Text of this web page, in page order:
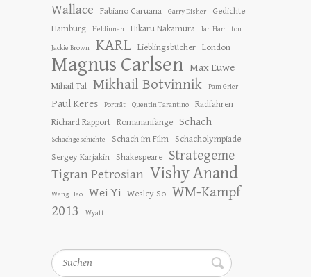
Wallace
Fabiano Caruana Garry Disher
Gedichte
Hamburg
Heldinnen Hikaru Nakamura Ian Hamilton
Jackie Brown KARL Lieblingsbücher London
Magnus Carlsen Max Euwe
Mihail Tal Mikhail Botvinnik Pam Grier
Paul Keres Porträt Quentin Tarantino
Radfahren
Richard Rapport Romananfänge Schach
Schachgeschichte Schach im Film
Schacholympiade
Sergey Karjakin
Shakespeare Strategeme
Tigran Petrosian Vishy Anand
Wang Hao Wei Yi Wesley So WM-Kampf
2013
Wyatt
Suchen